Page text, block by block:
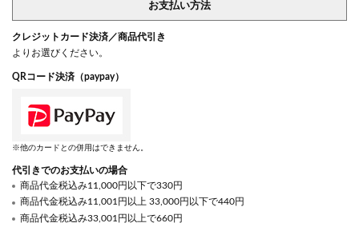
お支払い方法
クレジットカード決済／商品代引き
よりお選びください。
QRコード決済（paypay）
※他のカードとの併用はできません。
代引きでのお支払いの場合
商品代金税込み11,000円以下で330円
商品代金税込み11,001円以上 33,000円以下で440円
商品代金税込み33,001円以上で660円